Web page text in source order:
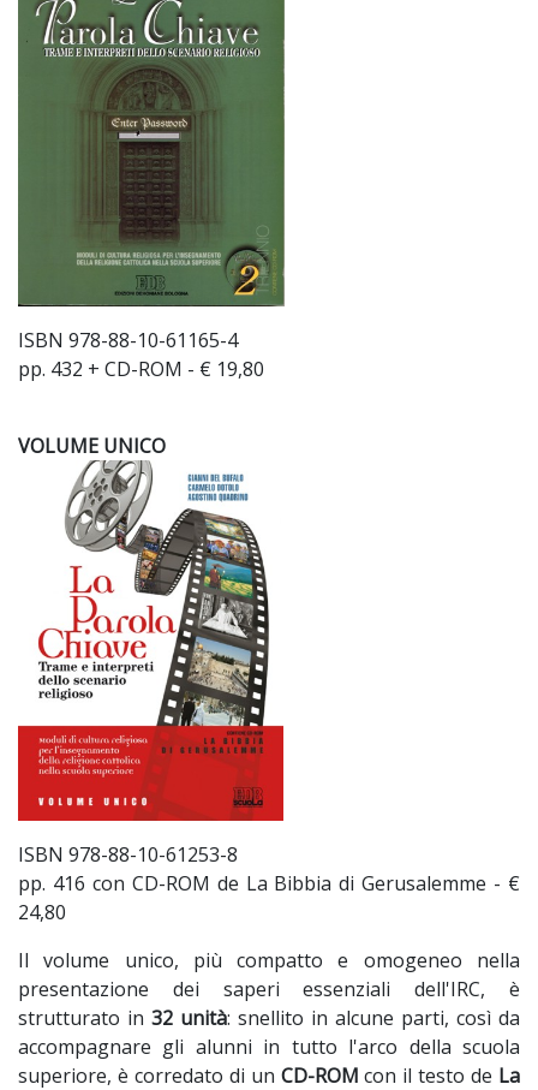
ISBN 978-88-10-61165-4
pp. 432 + CD-ROM - € 19,80
VOLUME UNICO
ISBN 978-88-10-61253-8
pp. 416 con CD-ROM de La Bibbia di Gerusalemme - €
24,80
Il volume unico, più compatto e omogeneo nella
presentazione dei saperi essenziali dell'IRC, è
strutturato in 32 unità: snellito in alcune parti, così da
accompagnare gli alunni in tutto l'arco della scuola
superiore, è corredato di un CD-ROM con il testo de La